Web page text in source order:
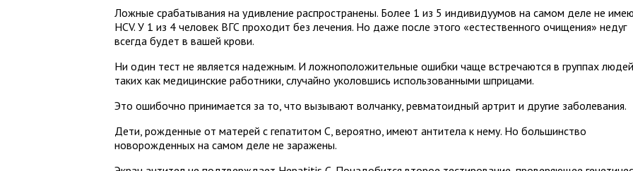
Ложные срабатывания на удивление распространены. Более 1 из 5 индивидуумов на самом деле не
HCV. У 1 из 4 человек ВГС проходит без лечения. Но даже после этого «естественного очищения» недуг
всегда будет в вашей крови.
Ни один тест не является надежным. И ложноположительные ошибки чаще встречаются в группах
таких как медицинские работники, случайно уколовшись использованными шприцами.
Это ошибочно принимается за то, что вызывают волчанку, ревматоидный артрит и другие заболевания.
Дети, рожденные от матерей с гепатитом С, вероятно, имеют антитела к нему. Но большинство
новорожденных на самом деле не заражены.